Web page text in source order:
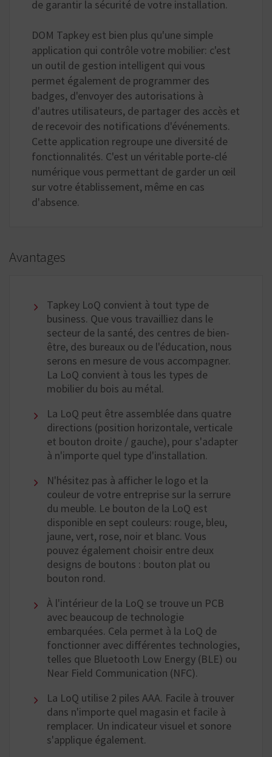
de garantir la sécurité de votre installation.
DOM Tapkey est bien plus qu'une simple
application qui contrôle votre mobilier: c'est
un outil de gestion intelligent qui vous
permet également de programmer des
badges, d'envoyer des autorisations à
d'autres utilisateurs, de partager des accès et
de recevoir des notifications d'événements.
Cette application regroupe une diversité de
fonctionnalités. C'est un véritable porte-clé
numérique vous permettant de garder un œil
sur votre établissement, même en cas
d'absence.
Avantages
Tapkey LoQ convient à tout type de
business. Que vous travailliez dans le
secteur de la santé, des centres de bien-
être, des bureaux ou de l'éducation, nous
serons en mesure de vous accompagner.
La LoQ convient à tous les types de
mobilier du bois au métal.
La LoQ peut être assemblée dans quatre
directions (position horizontale, verticale
et bouton droite / gauche), pour s'adapter
à n'importe quel type d'installation.
N'hésitez pas à afficher le logo et la
couleur de votre entreprise sur la serrure
du meuble. Le bouton de la LoQ est
disponible en sept couleurs: rouge, bleu,
jaune, vert, rose, noir et blanc. Vous
pouvez également choisir entre deux
designs de boutons : bouton plat ou
bouton rond.
À l'intérieur de la LoQ se trouve un PCB
avec beaucoup de technologie
embarquées. Cela permet à la LoQ de
fonctionner avec différentes technologies,
telles que Bluetooth Low Energy (BLE) ou
Near Field Communication (NFC).
La LoQ utilise 2 piles AAA. Facile à trouver
dans n'importe quel magasin et facile à
remplacer. Un indicateur visuel et sonore
s'applique également.